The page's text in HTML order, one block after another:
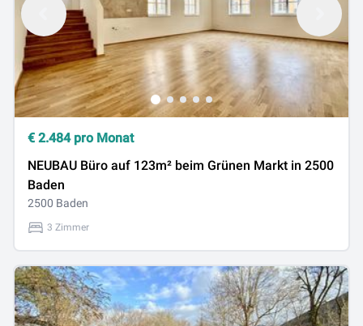
€ 2.484pro Monat
NEUBAU Büro auf 123m² beim Grünen Markt in 2500
Baden
2500 Baden
3 Zimmer